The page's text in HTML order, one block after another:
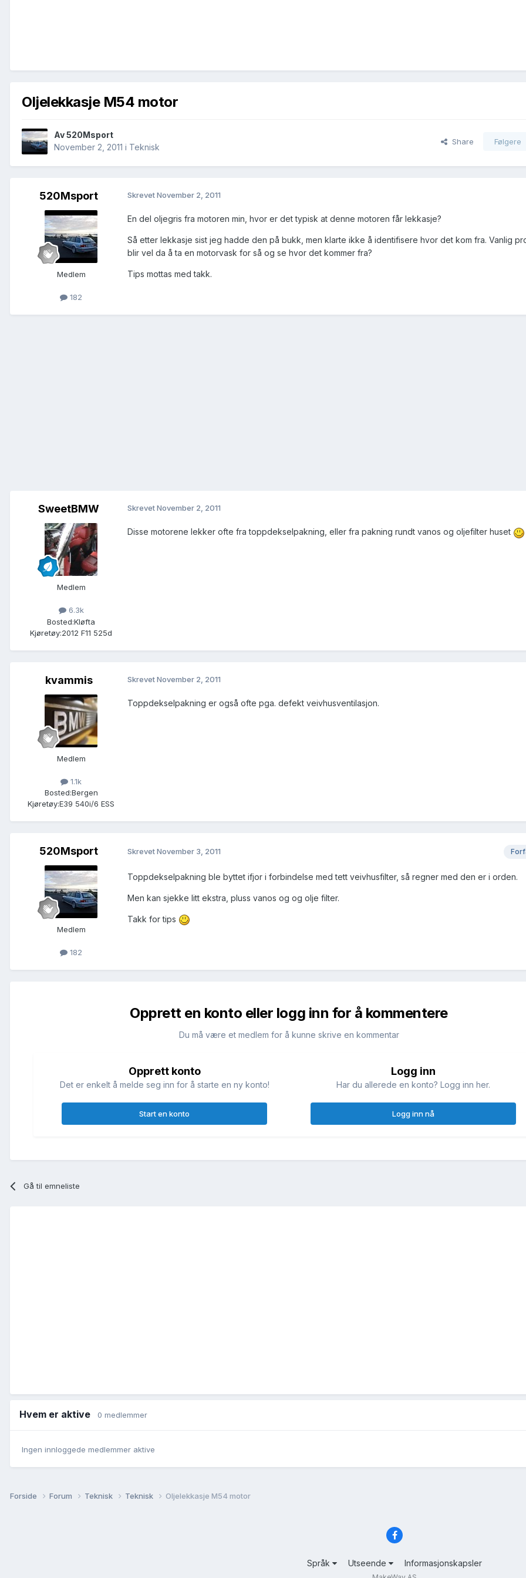
Oljelekkasje M54 motor
Av520Msport
November 2, 2011 i Teknisk
Share Følgere
520Msport
Medlem
182
SkrevetNovember 2, 2011
En del oljegris fra motoren min, hvor er det typisk at denne motoren får lekkasje?
Så etter lekkasje sist jeg hadde den på bukk, men klarte ikke å identifisere hvor det kom fra. Vanlig
blir vel da å ta en motorvask for så og se hvor det kommer fra?
Tips mottas med takk.
SweetBMW
Medlem
6.3k
Bosted:Kløfta
Kjøretøy:2012 F11 525d
SkrevetNovember 2, 2011
Disse motorene lekker ofte fra toppdekselpakning, eller fra pakning rundt vanos og oljefilter huset
kvammis
Medlem
1.1k
Bosted:Bergen
Kjøretøy:E39 540i/6 ESS
SkrevetNovember 2, 2011
Toppdekselpakning er også ofte pga. defekt veivhusventilasjon.
520Msport
Medlem
182
SkrevetNovember 3, 2011
Toppdekselpakning ble byttet ifjor i forbindelse med tett veivhusfilter, så regner med den er i orden.
Men kan sjekke litt ekstra, pluss vanos og og olje filter.
Takk for tips
Opprett en konto eller logg inn for å kommentere
Du må være et medlem for å kunne skrive en kommentar
Opprett konto
Det er enkelt å melde seg inn for å starte en ny konto!
Start en konto
Logg inn
Har du allerede en konto? Logg inn her.
Logg inn nå
Gå til emneliste
Hvem er aktive 0 medlemmer
Ingen innloggede medlemmer aktive
Forside Forum Teknisk Teknisk Oljelekkasje M54 motor
Språk Utseende Informasjonskapsler